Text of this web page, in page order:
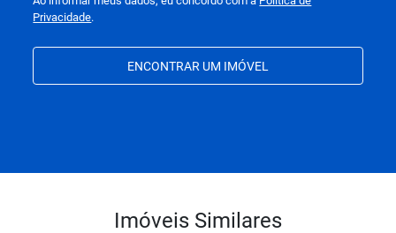
Privacidade.
ENCONTRAR UM IMÓVEL
Imóveis Similares